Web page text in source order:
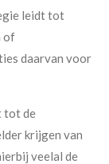
leidt tot
of
daarvan voor
tot de
krijgen van
veelal de